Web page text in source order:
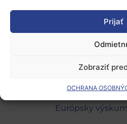
Prijať
Zobraziť
OCHRANA
Pridať do Google Calendar
Európsky